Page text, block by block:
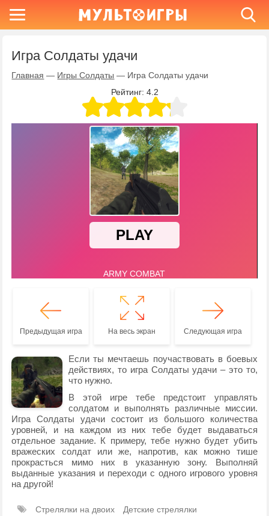
Игра Солдаты удачи
Главная — Игры Солдаты — Игра Солдаты удачи
Рейтинг: 4.2
Предыдущая игра На весь экран Следующая игра
Если ты мечтаешь поучаствовать в боевых
действиях, то игра Солдаты удачи – это то,
что нужно.
В этой игре тебе предстоит управлять
солдатом и выполнять различные миссии.
Игра Солдаты удачи состоит из большого количества
уровней, и на каждом из них тебе будет выдаваться
отдельное задание. К примеру, тебе нужно будет убить
вражеских солдат или же, напротив, как можно тише
прокрасться мимо них в указанную зону. Выполняй
выданные указания и переходи с одного игрового уровня
на другой!
Стрелялки на двоих
Детские стрелялки